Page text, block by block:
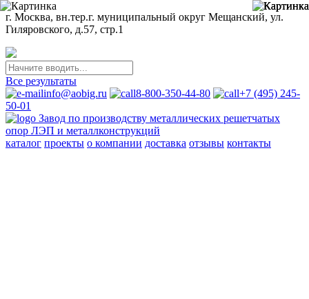
г. Москва, вн.тер.г. муниципальный округ Мещанский, ул.
Гиляровского, д.57, стр.1
Все результаты
info@aobig.ru
8-800-350-44-80
+7 (495) 245-
50-01
Завод по производству металлических решетчатых
опор ЛЭП и металлконструкций
каталог проекты о компании доставка отзывы контакты